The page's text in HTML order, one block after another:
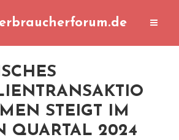
STEIGT IM
QUARTAL 2024